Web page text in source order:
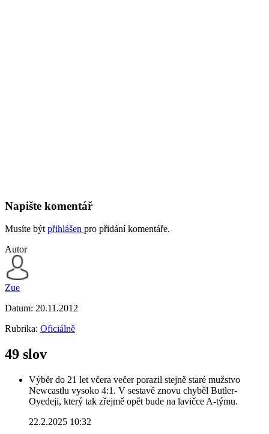
Napište komentář
Musíte být přihlášen pro přidání komentáře.
Autor
Zue
Datum: 20.11.2012
Rubrika: Oficiálně
49 slov
Výběr do 21 let včera večer porazil stejně staré mužstvo
Newcastlu vysoko 4:1. V sestavě znovu chyběl Butler-
Oyedeji, který tak zřejmě opět bude na lavičce A-týmu.
22.2.2025 10:32